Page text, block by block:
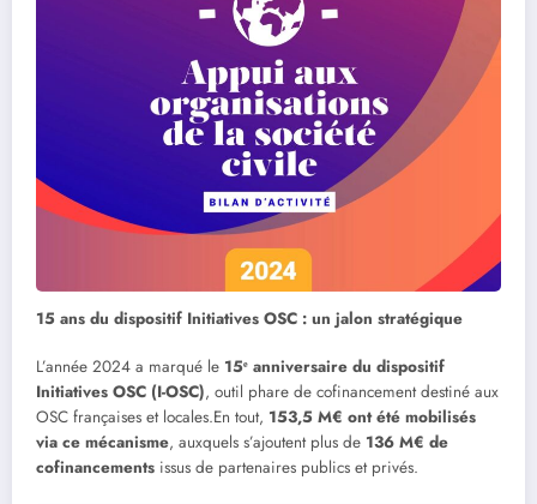
15 ans du dispositif Initiatives OSC : un jalon stratégique
L’année 2024 a marqué le 15ᵉ anniversaire du dispositif
Initiatives OSC (I-OSC), outil phare de cofinancement destiné aux
OSC françaises et locales.En tout, 153,5 M€ ont été mobilisés
via ce mécanisme, auxquels s’ajoutent plus de 136 M€ de
cofinancements issus de partenaires publics et privés.